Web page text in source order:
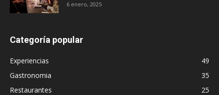
6 enero, 2025
Categoría popular
Experiencias
49
Gastronomia
35
Restaurantes
25